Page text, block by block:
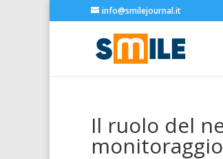
info@smilejournal.it
Il ruolo del